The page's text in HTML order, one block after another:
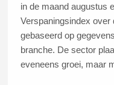
in de maand augustus
Verspaningsindex over
gebaseerd op
branche. De sector
eveneens groei, maar